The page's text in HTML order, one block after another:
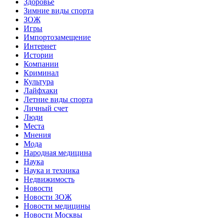
Зимние виды спорта
ЗОЖ
Игры
Импортозамещение
Интернет
Истории
Компании
Криминал
Культура
Лайфхаки
Летние виды спорта
Личный счет
Люди
Места
Мнения
Мода
Народная медицина
Наука
Наука и техника
Недвижимость
Новости
Новости ЗОЖ
Новости медицины
Новости Москвы